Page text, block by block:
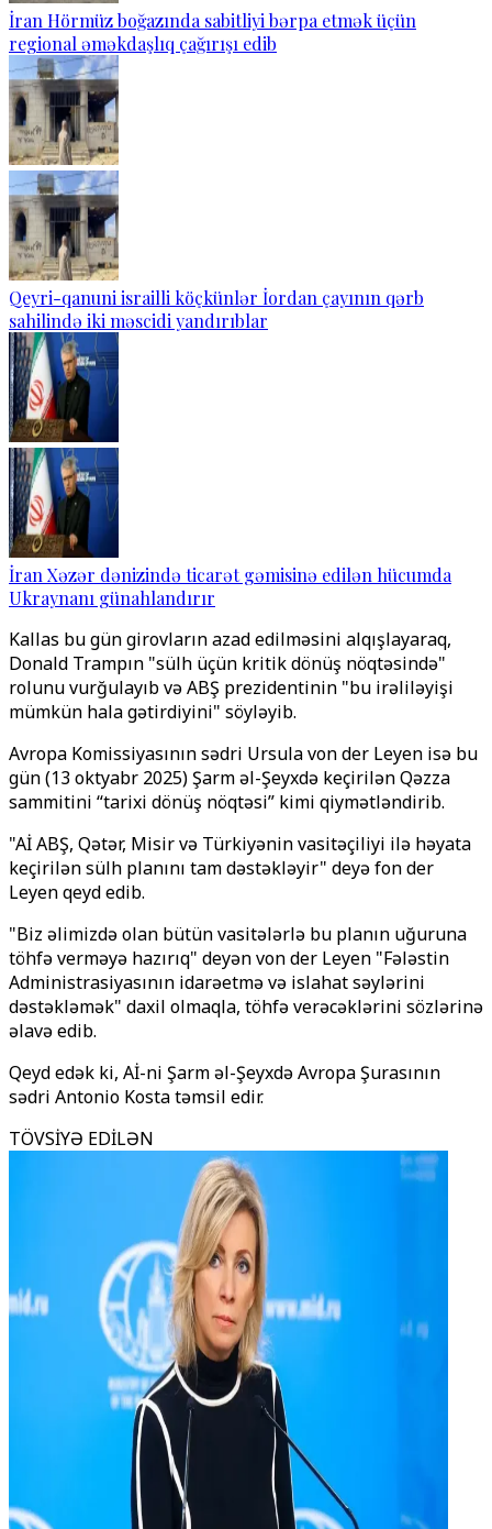
İran Hörmüz boğazında sabitliyi bərpa etmək üçün
regional əməkdaşlıq çağırışı edib
Qeyri-qanuni israilli köçkünlər İordan çayının qərb
sahilində iki məscidi yandırıblar
İran Xəzər dənizində ticarət gəmisinə edilən hücumda
Ukraynanı günahlandırır
Kallas bu gün girovların azad edilməsini alqışlayaraq,
Donald Trampın "sülh üçün kritik dönüş nöqtəsində"
rolunu vurğulayıb və ABŞ prezidentinin "bu irəliləyişi
mümkün hala gətirdiyini" söyləyib.
Avropa Komissiyasının sədri Ursula von der Leyen isə bu
gün (13 oktyabr 2025) Şarm əl-Şeyxdə keçirilən Qəzza
sammitini “tarixi dönüş nöqtəsi” kimi qiymətləndirib.
"Aİ ABŞ, Qətər, Misir və Türkiyənin vasitəçiliyi ilə həyata
keçirilən sülh planını tam dəstəkləyir" deyə fon der
Leyen qeyd edib.
"Biz əlimizdə olan bütün vasitələrlə bu planın uğuruna
töhfə verməyə hazırıq" deyən von der Leyen "Fələstin
Administrasiyasının idarəetmə və islahat səylərini
dəstəkləmək" daxil olmaqla, töhfə verəcəklərini sözlərinə
əlavə edib.
Qeyd edək ki, Aİ-ni Şarm əl-Şeyxdə Avropa Şurasının
sədri Antonio Kosta təmsil edir.
TÖVSİYƏ EDİLƏN